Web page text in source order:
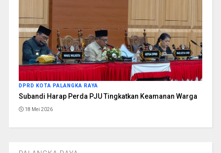
DPRD KOTA PALANGKA RAYA
Subandi Harap Perda PJU Tingkatkan Keamanan Warga
18 Mei 2026